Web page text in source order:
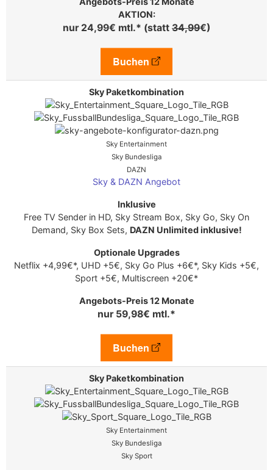
AKTION:
nur 24,99€ mtl.* (statt 34,99€)
Buchen
Sky Entertainment
Sky Bundesliga
DAZN
Sky & DAZN Angebot
Free TV Sender in HD, Sky Stream Box, Sky Go, Sky On
Demand, Sky Box Sets, DAZN Unlimited inklusive!
Netflix +4,99€*, UHD +5€, Sky Go Plus +6€*, Sky Kids +5€,
Sport +5€, Multiscreen +20€*
nur 59,98€ mtl.*
Buchen
Sky Entertainment
Sky Bundesliga
Sky Sport